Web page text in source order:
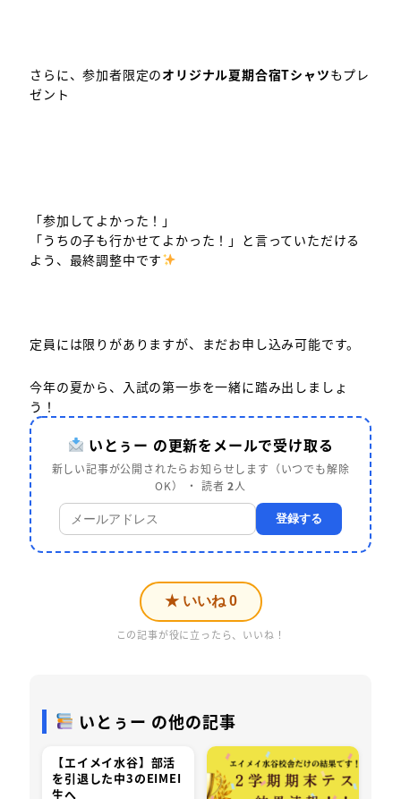
さらに、参加者限定のオリジナル夏期合宿Tシャツもプレ
ゼント
「参加してよかった！」
「うちの子も行かせてよかった！」と言っていただける
よう、最終調整中です
定員には限りがありますが、まだお申し込み可能です。
今年の夏から、入試の第一歩を一緒に踏み出しましょ
う！
いとぅー の更新をメールで受け取る
新しい記事が公開されたらお知らせします（いつでも解除
OK） ・ 読者2人
登録する
★ いいね 0
この記事が役に立ったら、いいね！
いとぅー の他の記事
【エイメイ水谷】部活
を引退した中3のEIMEI
生へ